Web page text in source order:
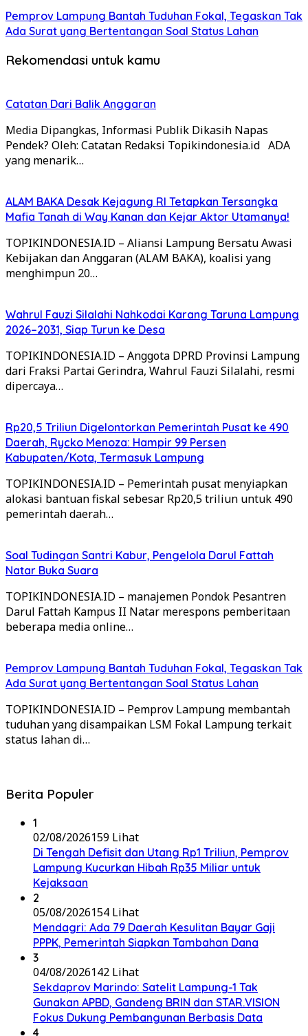
Pemprov Lampung Bantah Tuduhan Fokal, Tegaskan Tak
Ada Surat yang Bertentangan Soal Status Lahan
Rekomendasi untuk kamu
Catatan Dari Balik Anggaran
Media Dipangkas, Informasi Publik Dikasih Napas
Pendek? Oleh: Catatan Redaksi Topikindonesia.id ADA
yang menarik…
ALAM BAKA Desak Kejagung RI Tetapkan Tersangka
Mafia Tanah di Way Kanan dan Kejar Aktor Utamanya!
TOPIKINDONESIA.ID – Aliansi Lampung Bersatu Awasi
Kebijakan dan Anggaran (ALAM BAKA), koalisi yang
menghimpun 20…
Wahrul Fauzi Silalahi Nahkodai Karang Taruna Lampung
2026–2031, Siap Turun ke Desa
TOPIKINDONESIA.ID – Anggota DPRD Provinsi Lampung
dari Fraksi Partai Gerindra, Wahrul Fauzi Silalahi, resmi
dipercaya…
Rp20,5 Triliun Digelontorkan Pemerintah Pusat ke 490
Daerah, Rycko Menoza: Hampir 99 Persen
Kabupaten/Kota, Termasuk Lampung
TOPIKINDONESIA.ID – Pemerintah pusat menyiapkan
alokasi bantuan fiskal sebesar Rp20,5 triliun untuk 490
pemerintah daerah…
Soal Tudingan Santri Kabur, Pengelola Darul Fattah
Natar Buka Suara
TOPIKINDONESIA.ID – manajemen Pondok Pesantren
Darul Fattah Kampus II Natar merespons pemberitaan
beberapa media online…
Pemprov Lampung Bantah Tuduhan Fokal, Tegaskan Tak
Ada Surat yang Bertentangan Soal Status Lahan
TOPIKINDONESIA.ID – Pemprov Lampung membantah
tuduhan yang disampaikan LSM Fokal Lampung terkait
status lahan di…
Berita Populer
1
02/08/2026159 Lihat
Di Tengah Defisit dan Utang Rp1 Triliun, Pemprov
Lampung Kucurkan Hibah Rp35 Miliar untuk
Kejaksaan
2
05/08/2026154 Lihat
Mendagri: Ada 79 Daerah Kesulitan Bayar Gaji
PPPK, Pemerintah Siapkan Tambahan Dana
3
04/08/2026142 Lihat
Sekdaprov Marindo: Satelit Lampung-1 Tak
Gunakan APBD, Gandeng BRIN dan STAR.VISION
Fokus Dukung Pembangunan Berbasis Data
4